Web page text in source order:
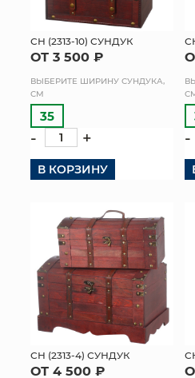
СН (2313-10) СУНДУК
ОТ 3 500 ₽
ВЫБЕРИТЕ ШИРИНУ СУНДУКА,
СМ
35
- +
В КОРЗИНУ
-
СН (2313-4) СУНДУК
ОТ 4 500 ₽